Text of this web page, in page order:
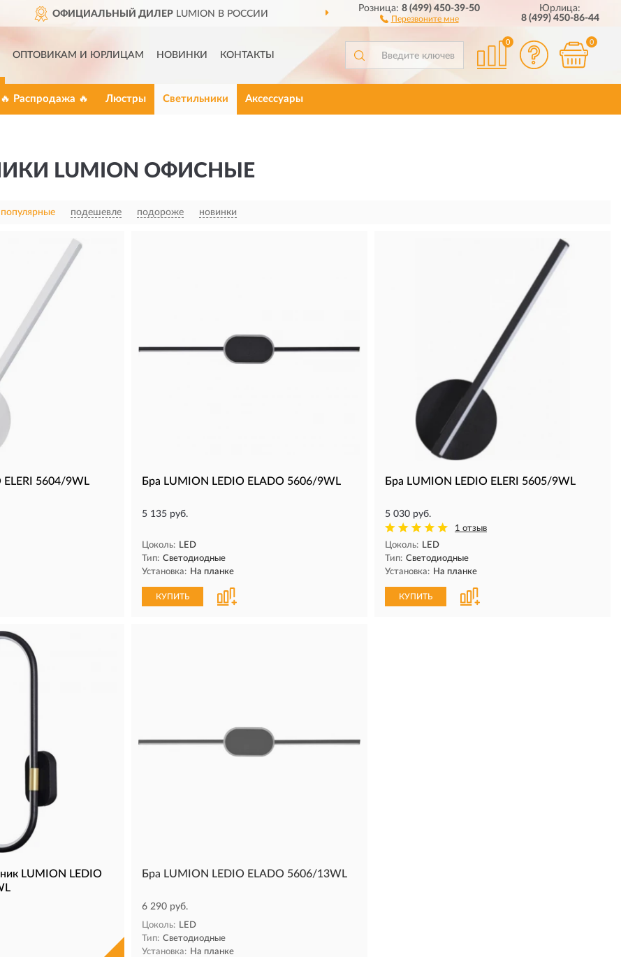
ОФИЦИАЛЬНЫЙ ДИЛЕРLUMION В РОССИИ ДОСТАВИМ ПО ВСЕЙ РОССИИ
Розница:8 (499) 450-39-50
Перезвоните мне
Юрлица:
8 (499) 450-86-44
ОПТОВИКАМ И ЮРЛИЦАМ НОВИНКИ КОНТАКТЫ
0 0
🔥 Распродажа 🔥 Люстры Светильники Аксессуары
LUMION ОФИСНЫЕ
популярные подешевле подороже новинки
ELERI 5604/9WL Бра LUMION LEDIO ELADO 5606/9WL
5 135 руб.
Цоколь: LED
Тип: Светодиодные
Установка: На планке
КУПИТЬ
Бра LUMION LEDIO ELERI 5605/9WL
5 030 руб.
1 отзыв
Цоколь: LED
Тип: Светодиодные
Установка: На планке
КУПИТЬ
LUMION LEDIO
Бра LUMION LEDIO ELADO 5606/13WL
6 290 руб.
Цоколь: LED
Тип: Светодиодные
Установка: На планке